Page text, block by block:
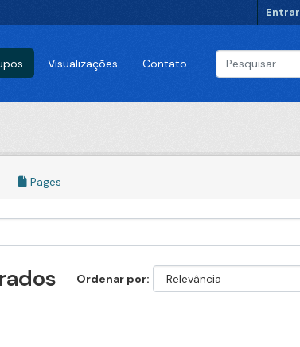
Entrar
Visualizações Contato
Pages
Ordenar por